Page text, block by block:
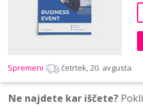
Spremeni četrtek, 20. avgusta
Ne najdete kar iščete?